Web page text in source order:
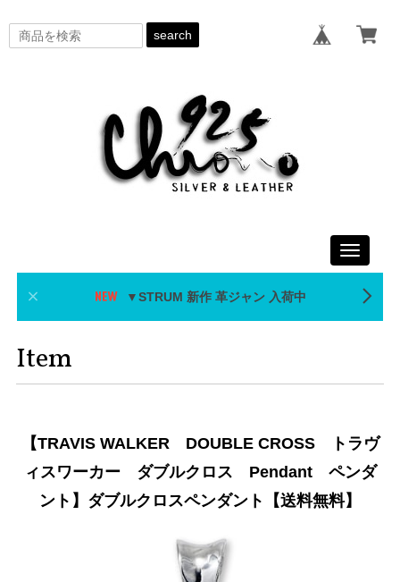
search
Toggle
▼STRUM 新作 革ジャン 入荷中
Item
【TRAVIS WALKER DOUBLE CROSS トラヴ
ィスワーカー ダブルクロス Pendant ペンダ
ント】ダブルクロスペンダント【送料無料】